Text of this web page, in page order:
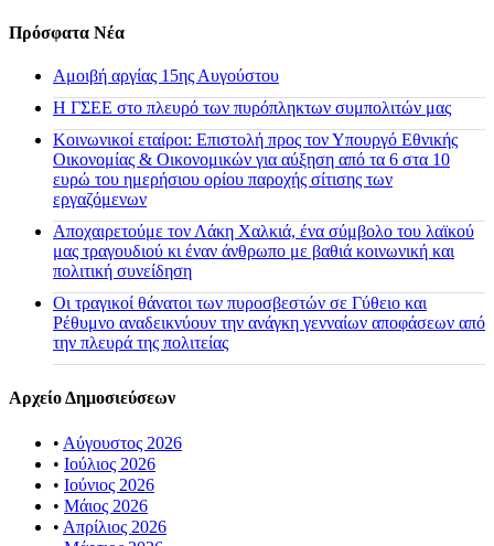
Πρόσφατα Νέα
Αμοιβή αργίας 15ης Αυγούστου
H ΓΣΕΕ στο πλευρό των πυρόπληκτων συμπολιτών μας
Κοινωνικοί εταίροι: Επιστολή προς τον Υπουργό Εθνικής
Οικονομίας & Οικονομικών για αύξηση από τα 6 στα 10
ευρώ του ημερήσιου ορίου παροχής σίτισης των
εργαζόμενων
Αποχαιρετούμε τον Λάκη Χαλκιά, ένα σύμβολο του λαϊκού
μας τραγουδιού κι έναν άνθρωπο με βαθιά κοινωνική και
πολιτική συνείδηση
Οι τραγικοί θάνατοι των πυροσβεστών σε Γύθειο και
Ρέθυμνο αναδεικνύουν την ανάγκη γενναίων αποφάσεων από
την πλευρά της πολιτείας
Αρχείο Δημοσιεύσεων
• Αύγουστος 2026
• Ιούλιος 2026
• Ιούνιος 2026
• Μάιος 2026
• Απρίλιος 2026